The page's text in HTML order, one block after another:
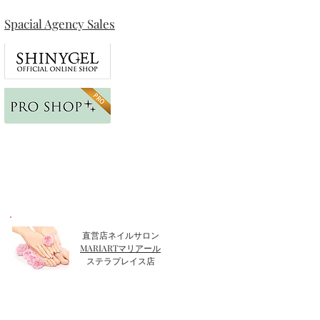
Spacial Agency Sales
直営店ネイルサロン
MARIARTマリアール
​ステラプレイス店